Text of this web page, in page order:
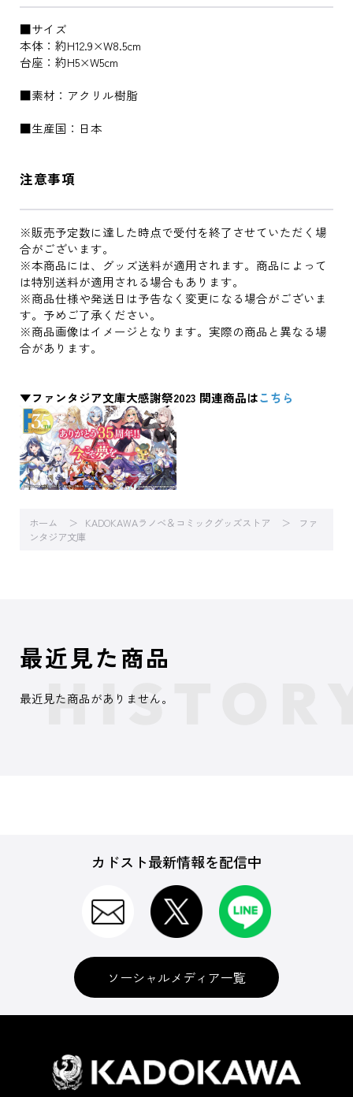
■サイズ
本体：約H12.9×W8.5cm
台座：約H5×W5cm
■素材：アクリル樹脂
■生産国：日本
注意事項
※販売予定数に達した時点で受付を終了させていただく場
合がございます。
※本商品には、グッズ送料が適用されます。商品によって
は特別送料が適用される場合もあります。
※商品仕様や発送日は予告なく変更になる場合がございま
す。予めご了承ください。
※商品画像はイメージとなります。実際の商品と異なる場
合があります。
▼ファンタジア文庫大感謝祭2023 関連商品はこちら
ホーム KADOKAWAラノベ＆コミックグッズストア
ファ
ンタジア文庫
最近見た商品
最近見た商品がありません。
カドスト最新情報を配信中
ソーシャルメディア一覧